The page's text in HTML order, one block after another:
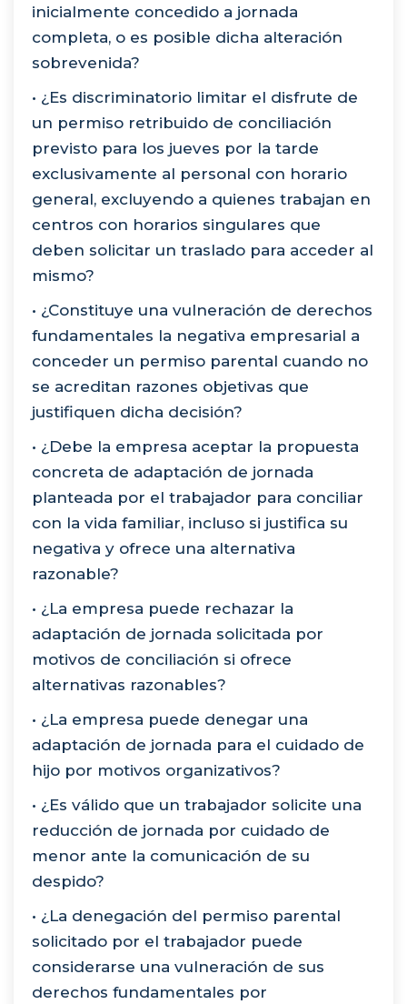
inicialmente concedido a jornada
completa, o es posible dicha alteración
sobrevenida?
• ¿Es discriminatorio limitar el disfrute de
un permiso retribuido de conciliación
previsto para los jueves por la tarde
exclusivamente al personal con horario
general, excluyendo a quienes trabajan en
centros con horarios singulares que
deben solicitar un traslado para acceder al
mismo?
• ¿Constituye una vulneración de derechos
fundamentales la negativa empresarial a
conceder un permiso parental cuando no
se acreditan razones objetivas que
justifiquen dicha decisión?
• ¿Debe la empresa aceptar la propuesta
concreta de adaptación de jornada
planteada por el trabajador para conciliar
con la vida familiar, incluso si justifica su
negativa y ofrece una alternativa
razonable?
• ¿La empresa puede rechazar la
adaptación de jornada solicitada por
motivos de conciliación si ofrece
alternativas razonables?
• ¿La empresa puede denegar una
adaptación de jornada para el cuidado de
hijo por motivos organizativos?
• ¿Es válido que un trabajador solicite una
reducción de jornada por cuidado de
menor ante la comunicación de su
despido?
• ¿La denegación del permiso parental
solicitado por el trabajador puede
considerarse una vulneración de sus
derechos fundamentales por